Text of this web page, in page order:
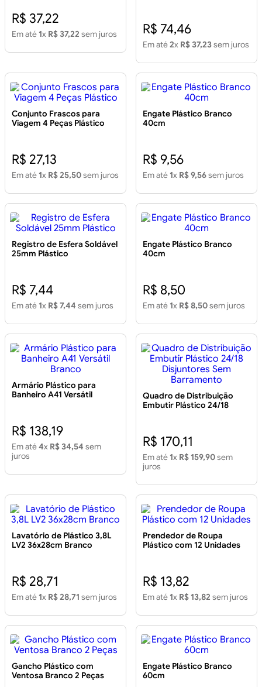
R$ 37,22
Em até 1x R$ 37,22 sem juros R$ 74,46
Em até2x R$ 37,23sem juros
Conjunto Frascos para
Viagem 4 Peças Plástico
R$ 27,13
Em até 1x R$ 25,50sem juros
Engate Plástico Branco
40cm
R$ 9,56
Em até 1x R$ 9,56sem juros
Registro de Esfera Soldável
25mm Plástico
R$ 7,44
Em até 1x R$ 7,44 sem juros
Engate Plástico Branco
40cm
R$ 8,50
Em até 1x R$ 8,50sem juros
Armário Plástico para
Banheiro A41 Versátil
R$ 138,19
Em até4x R$ 34,54 sem
juros
Quadro de Distribuição
Embutir Plástico 24/18
R$ 170,11
Em até 1x R$ 159,90sem
juros
Lavatório de Plástico 3,8L
LV2 36x28cm Branco
R$ 28,71
Em até 1x R$ 28,71 sem juros
Prendedor de Roupa
Plástico com 12 Unidades
R$ 13,82
Em até 1x R$ 13,82 sem juros
Gancho Plástico com
Ventosa Branco 2 Peças
Engate Plástico Branco
60cm